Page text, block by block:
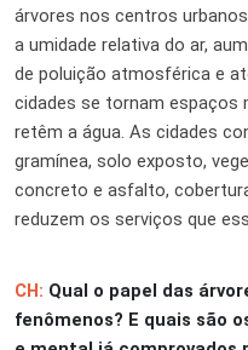
árvores nos centros
a umidade relativa do ar,
de poluição atmosférica e
cidades se tornam espaços
retêm a água. As cidades
gramínea, solo exposto,
concreto e asfalto,
reduzem os serviços que
CH: Qual o papel das
fenômenos? E quais são